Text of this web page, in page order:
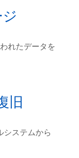
れたデータを
旧
システムから